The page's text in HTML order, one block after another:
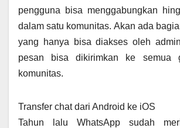
pengguna bisa menggabungkan
dalam satu komunitas. Akan ada
yang hanya bisa diakses oleh
pesan bisa dikirimkan ke semua
komunitas.
Transfer chat dari Android ke iOS
Tahun lalu WhatsApp sudah